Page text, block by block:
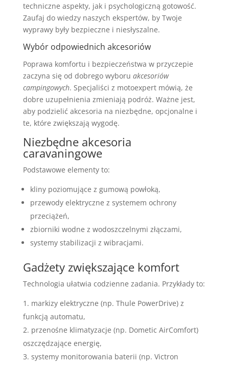
techniczne aspekty, jak i psychologiczną gotowość.
Zaufaj do wiedzy naszych ekspertów, by Twoje
wyprawy były bezpieczne i niesłyszalne.
Wybór odpowiednich akcesoriów
Poprawa komfortu i bezpieczeństwa w przyczepie
zaczyna się od dobrego wyboru akcesoriów
campingowych. Specjaliści z motoexpert mówią, że
dobre uzupełnienia zmieniają podróż. Ważne jest,
aby podzielić akcesoria na niezbędne, opcjonalne i
te, które zwiększają wygodę.
Niezbędne akcesoria
caravaningowe
Podstawowe elementy to:
kliny poziomujące z gumową powłoką,
przewody elektryczne z systemem ochrony
przeciążeń,
zbiorniki wodne z wodoszczelnymi złączami,
systemy stabilizacji z wibracjami.
Gadżety zwiększające komfort
Technologia ułatwia codzienne zadania. Przykłady to:
markizy elektryczne (np. Thule PowerDrive) z
funkcją automatu,
przenośne klimatyzacje (np. Dometic AirComfort)
oszczędzające energię,
systemy monitorowania baterii (np. Victron